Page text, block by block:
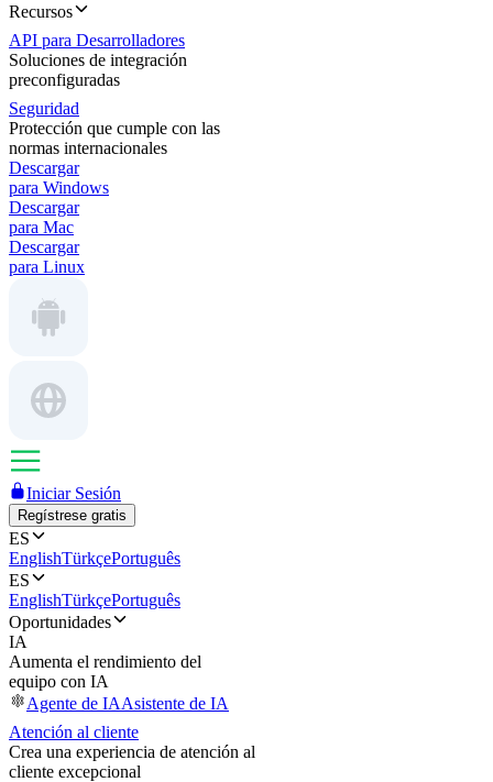
Recursos
API para Desarrolladores
Soluciones de integración
preconfiguradas
Seguridad
Protección que cumple con las
normas internacionales
Descargar
para Windows
Descargar
para Mac
Descargar
para Linux
Iniciar Sesión
Regístrese gratis
ES
EnglishTürkçePortuguês
ES
EnglishTürkçePortuguês
Oportunidades
IA
Aumenta el rendimiento del
equipo con IA
Agente de IAAsistente de IA
Atención al cliente
Crea una experiencia de atención al
cliente excepcional